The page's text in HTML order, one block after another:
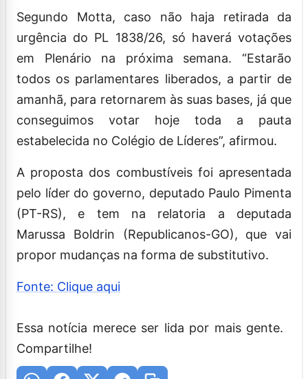
Segundo Motta, caso não haja retirada da
urgência do PL 1838/26, só haverá votações
em Plenário na próxima semana. “Estarão
todos os parlamentares liberados, a partir de
amanhã, para retornarem às suas bases, já que
conseguimos votar hoje toda a pauta
estabelecida no Colégio de Líderes”, afirmou.
A proposta dos combustíveis foi apresentada
pelo líder do governo, deputado Paulo Pimenta
(PT-RS), e tem na relatoria a deputada
Marussa Boldrin (Republicanos-GO), que vai
propor mudanças na forma de substitutivo.
Fonte: Clique aqui
Essa notícia merece ser lida por mais gente.
Compartilhe!